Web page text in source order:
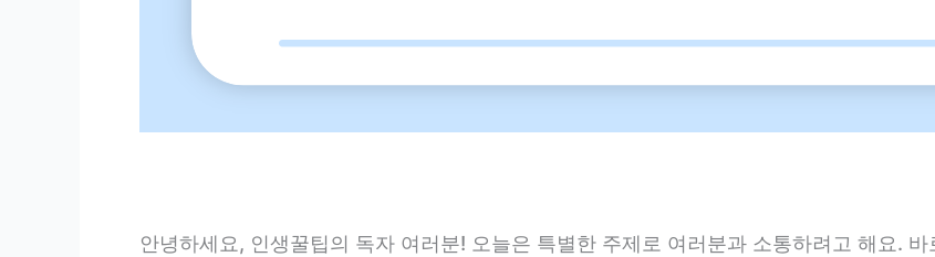
안녕하세요, 인생꿀팁의 독자 여러분! 오늘은 특별한 주제로 여러분과 소통하려고 해요.